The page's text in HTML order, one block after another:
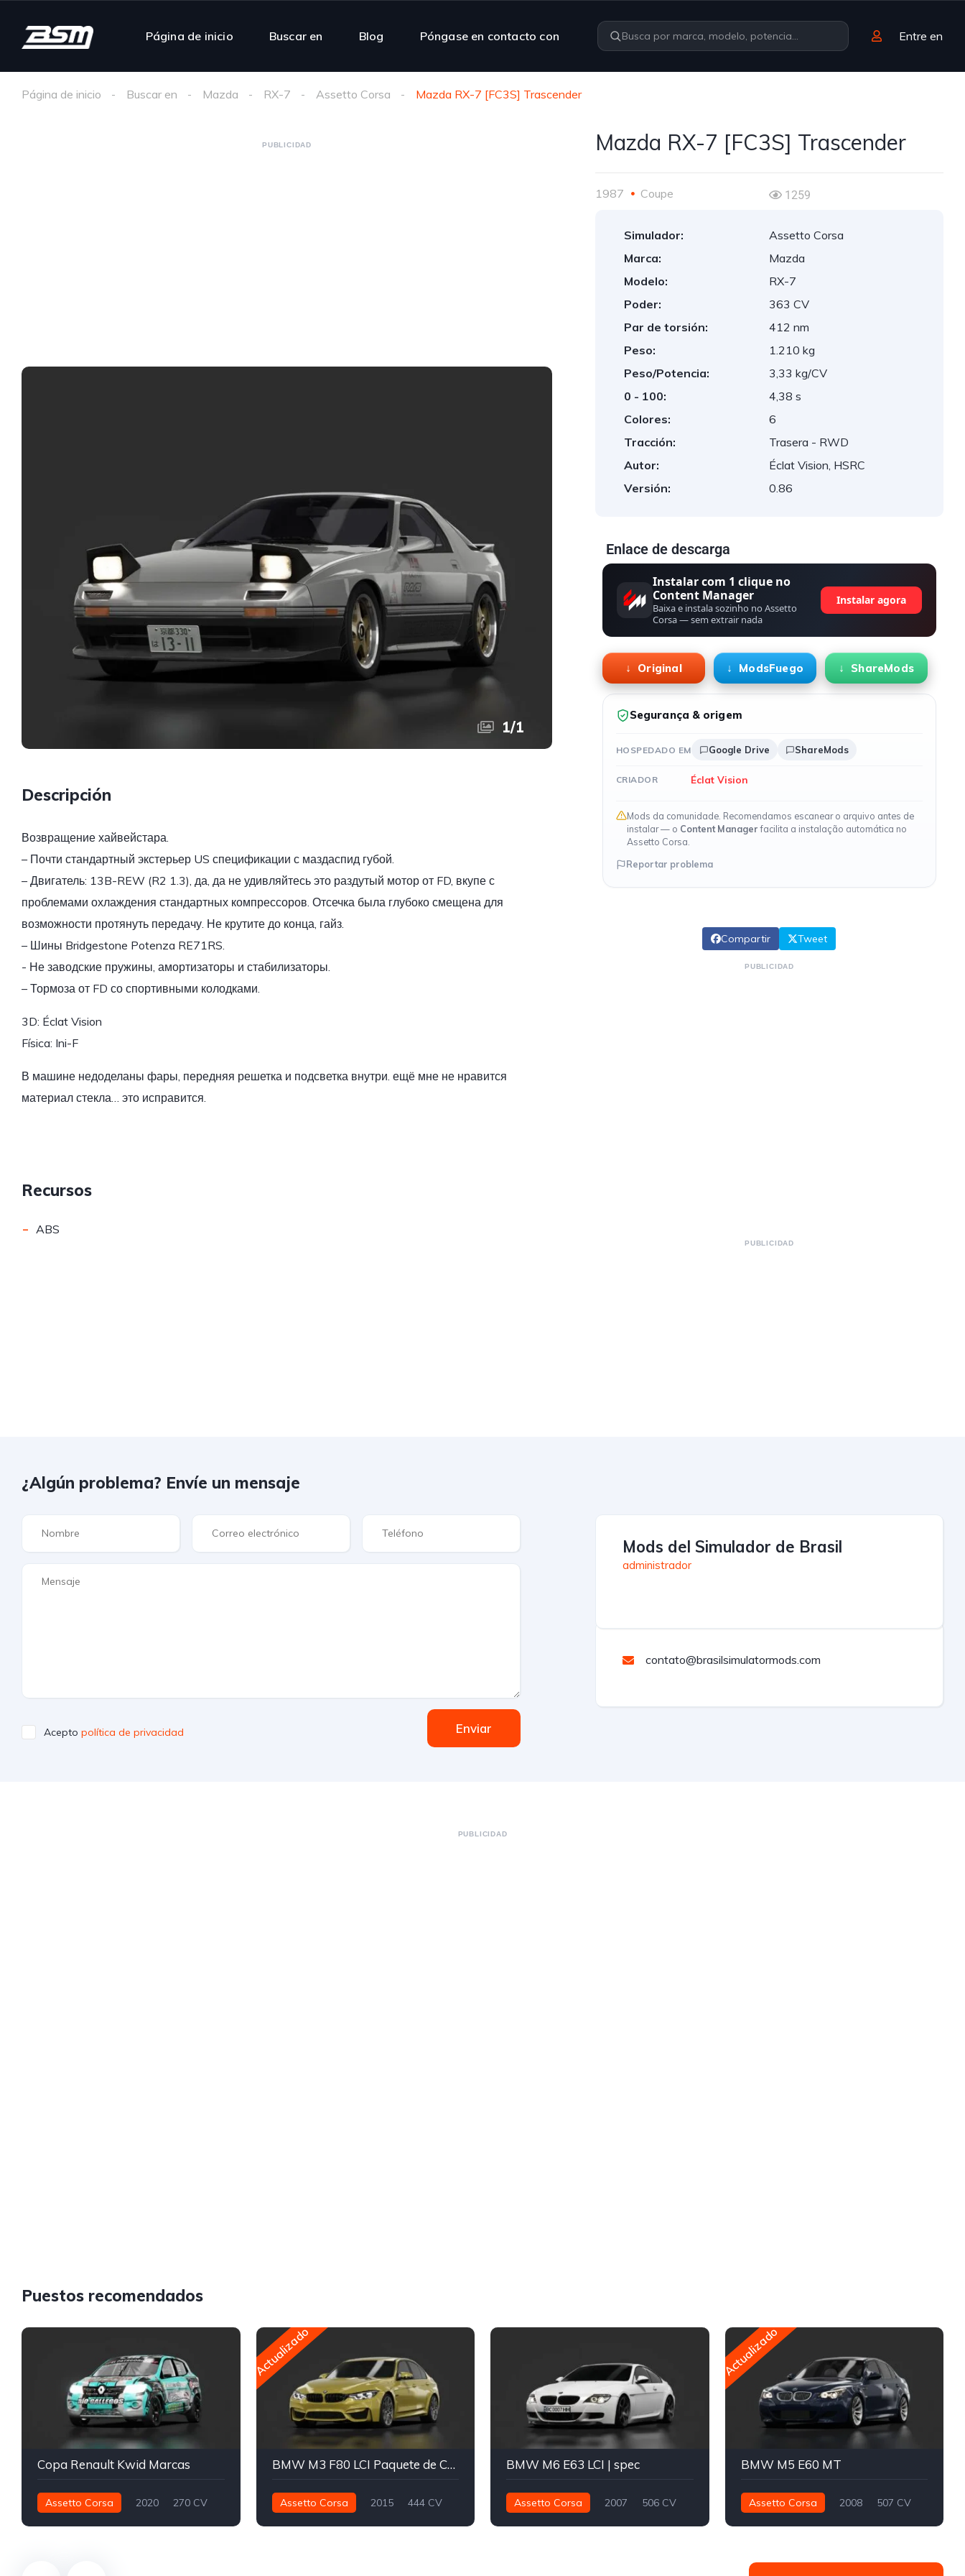
Página de inicio Buscar en Blog Póngase en contacto con Entre en
Página de inicio Buscar en Mazda RX-7 Assetto Corsa Mazda RX-7 [FC3S] Trascender
PUBLICIDAD
1/1
Descripción
Возвращение хайвейстара.
– Почти стандартный экстерьер US спецификации с маздаспид губой.
– Двигатель: 13B-REW (R2 1.3), да, да не удивляйтесь это раздутый мотор от FD, вкупе с
проблемами охлаждения стандартных компрессоров. Отсечка была глубоко смещена для
возможности протянуть передачу. Не крутите до конца, гайз.
– Шины Bridgestone Potenza RE71RS.
- Не заводские пружины, амортизаторы и стабилизаторы.
– Тормоза от FD со спортивными колодками.
3D: Éclat Vision
Física: Ini-F
В машине недоделаны фары, передняя решетка и подсветка внутри. ещё мне не нравится
материал стекла… это исправится.
Recursos
- ABS
Mazda RX-7 [FC3S] Trascender
1987 Coupe 1259
Simulador:
Assetto Corsa
Marca:
Mazda
Modelo:
RX-7
Poder:
363 CV
Par de torsión:
412 nm
Peso:
1.210 kg
Peso/Potencia:
3,33 kg/CV
0 - 100:
4,38 s
Colores:
6
Tracción:
Trasera - RWD
Autor:
Éclat Vision, HSRC
Versión:
0.86
Enlace de descarga
Instalar com 1 clique no
Content Manager
Baixa e instala sozinho no Assetto
Corsa — sem extrair nada
Instalar agora
Original ModsFuego ShareMods
Segurança & origem
HOSPEDADO EM Google Drive ShareMods
CRIADOR Éclat Vision
Mods da comunidade. Recomendamos escanear o arquivo antes de
instalar — o Content Managerfacilita a instalação automática no
Assetto Corsa.
Reportar problema
Compartir Tweet
PUBLICIDAD
PUBLICIDAD
¿Algún problema? Envíe un mensaje
Acepto política de privacidad Enviar
Mods del Simulador de Brasil
administrador
contato@brasilsimulatormods.com
PUBLICIDAD
Puestos recomendados
Copa Renault Kwid Marcas
Assetto Corsa 2020
270 CV
Actualizado
BMW M3 F80 LCI Paquete de Competición
Assetto Corsa 2015
444 CV
BMW M6 E63 LCI | spec
Assetto Corsa 2007
506 CV
Actualizado
BMW M5 E60 MT
Assetto Corsa 2008
507 CV